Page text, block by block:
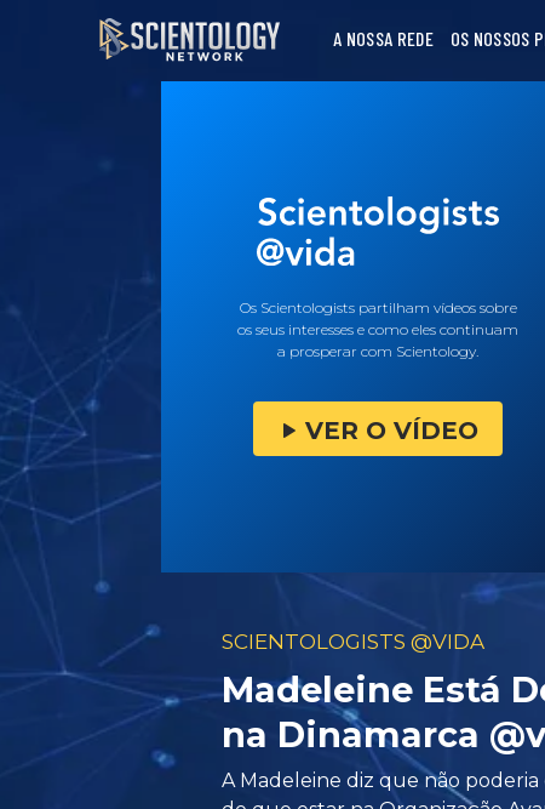
A NOSSA REDE OS NOSSOS
Os Scientologists partilham vídeos sobre
os seus interesses e como eles continuam
a prosperar com Scientology.
VER O VÍDEO
SCIENTOLOGISTS @VIDA
Madeleine Está
na Dinamarca
A Madeleine diz que não